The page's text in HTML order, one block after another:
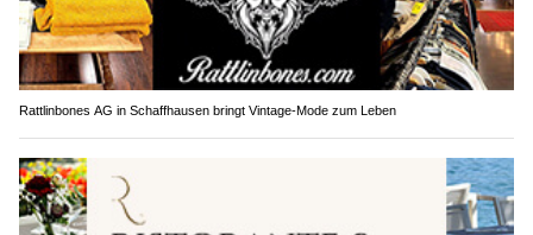
Rattlinbones AG in Schaffhausen bringt Vintage-Mode zum Leben